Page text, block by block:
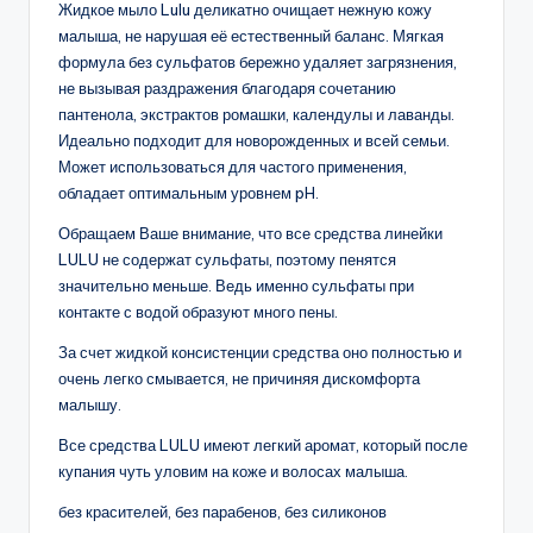
Жидкое мыло Lulu деликатно очищает нежную кожу
малыша, не нарушая её естественный баланс. Мягкая
формула без сульфатов бережно удаляет загрязнения,
не вызывая раздражения благодаря сочетанию
пантенола, экстрактов ромашки, календулы и лаванды.
Идеально подходит для новорожденных и всей семьи.
Может использоваться для частого применения,
обладает оптимальным уровнем pH.
Обращаем Ваше внимание, что все средства линейки
LULU не содержат сульфаты, поэтому пенятся
значительно меньше. Ведь именно сульфаты при
контакте с водой образуют много пены.
За счет жидкой консистенции средства оно полностью и
очень легко смывается, не причиняя дискомфорта
малышу.
Все средства LULU имеют легкий аромат, который после
купания чуть уловим на коже и волосах малыша.
без красителей, без парабенов, без силиконов